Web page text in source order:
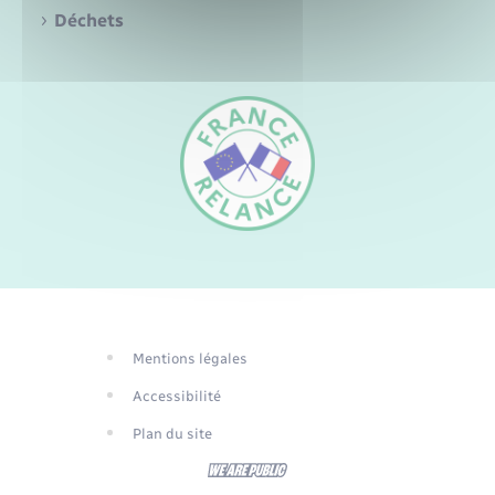
Traduction du
DE
Déchets
Mentions légales
Accessibilité
Plan du site